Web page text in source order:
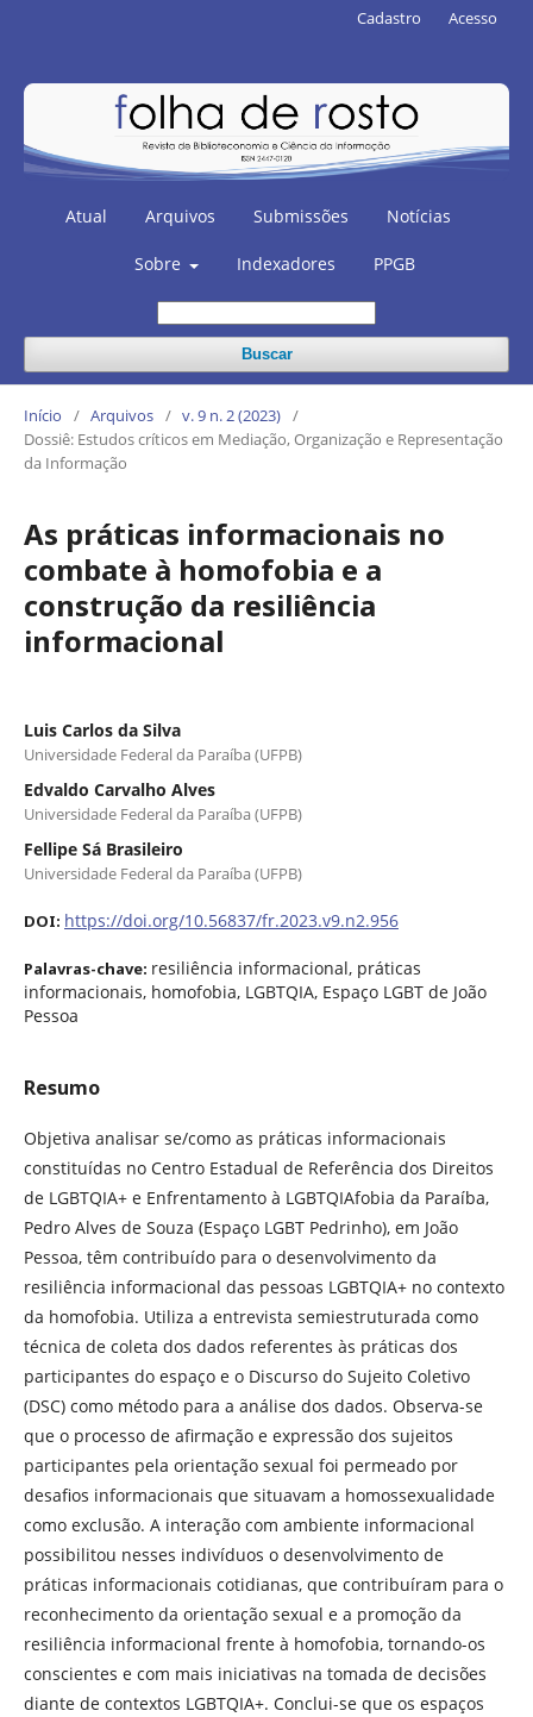
Atual Arquivos Submissões Notícias
Sobre Indexadores PPGB
Buscar
Cadastro Acesso
Início / Arquivos / v. 9 n. 2 (2023) /
Dossiê: Estudos críticos em Mediação, Organização e Representação
da Informação
As práticas informacionais no
combate à homofobia e a
construção da resiliência
informacional
Luis Carlos da Silva
Universidade Federal da Paraíba (UFPB)
Edvaldo Carvalho Alves
Universidade Federal da Paraíba (UFPB)
Fellipe Sá Brasileiro
Universidade Federal da Paraíba (UFPB)
DOI: https://doi.org/10.56837/fr.2023.v9.n2.956
Palavras-chave: resiliência informacional, práticas
informacionais, homofobia, LGBTQIA, Espaço LGBT de João
Pessoa
Resumo
Objetiva analisar se/como as práticas informacionais
constituídas no Centro Estadual de Referência dos Direitos
de LGBTQIA+ e Enfrentamento à LGBTQIAfobia da Paraíba,
Pedro Alves de Souza (Espaço LGBT Pedrinho), em João
Pessoa, têm contribuído para o desenvolvimento da
resiliência informacional das pessoas LGBTQIA+ no contexto
da homofobia. Utiliza a entrevista semiestruturada como
técnica de coleta dos dados referentes às práticas dos
participantes do espaço e o Discurso do Sujeito Coletivo
(DSC) como método para a análise dos dados. Observa-se
que o processo de afirmação e expressão dos sujeitos
participantes pela orientação sexual foi permeado por
desafios informacionais que situavam a homossexualidade
como exclusão. A interação com ambiente informacional
possibilitou nesses indivíduos o desenvolvimento de
práticas informacionais cotidianas, que contribuíram para o
reconhecimento da orientação sexual e a promoção da
resiliência informacional frente à homofobia, tornando-os
conscientes e com mais iniciativas na tomada de decisões
diante de contextos LGBTQIA+. Conclui-se que os espaços